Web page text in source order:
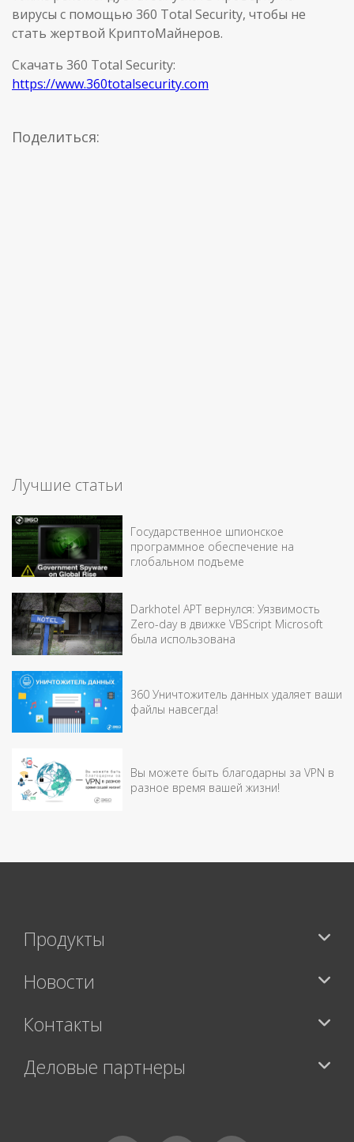
вирусы с помощью 360 Total Security, чтобы не
стать жертвой КриптоМайнеров.
Скачать 360 Total Security:
https://www.360totalsecurity.com
Поделиться:
Лучшие статьи
Государственное шпионское
программное обеспечение на
глобальном подъеме
Darkhotel APT вернулся: Уязвимость
Zero-day в движке VBScript Microsoft
была использована
360 Уничтожитель данных удаляет ваши
файлы навсегда!
Вы можете быть благодарны за VPN в
разное время вашей жизни!
Продукты
Новости
Контакты
Деловые партнеры